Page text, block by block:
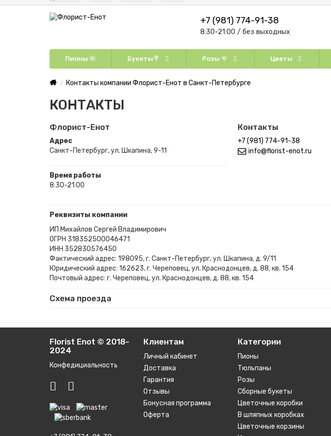
+7 (981) 774-91-38
8:30-21:00 / без выходных
Пионы 🌺 Букеты💐 Розы 🌹 Цветы
Контакты компании Флорист-Енот в Санкт-Петербурге
КОНТАКТЫ
Флорист-Енот
Адрес
Санкт-Петербург, ул. Шкапина, 9-11
Время работы
8:30-21:00
Контакты
+7 (981) 774-91-38
info@florist-enot.ru
Реквизиты компании
ИП Михайлов Сергей Владимирович
ОГРН 318352500046471
ИНН 352830576450
Фактический адрес: 198095, г. Санкт-Петербург, ул. Шкапина, д. 9/11
Юридический адрес: 162623, г. Череповец, ул. Краснодонцев, д. 88, кв. 154
Почтовый адрес: г. Череповец, ул. Краснодонцев, д. 88, кв. 154
Схема проезда
Florist Enot © 2018-
2024
Конфедициальность
Клиентам
Личный кабинет
Доставка
Гарантия
Отзывы
Бонусная программа
Оферта
Категории
Пионы
Тюльпаны
Розы
Сборные букеты
Цветочные коробки
В шляпных коробках
Цветочные корзины